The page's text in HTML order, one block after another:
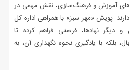
آموزش و فرهنگ‌سازی، نقش مهمی در
پویش «مهر سبز» با همراهی اداره کل
دیگر نهادها، فرصتی فراهم کرده تا
بلکه با یادگیری نحوه نگهداری آن، به